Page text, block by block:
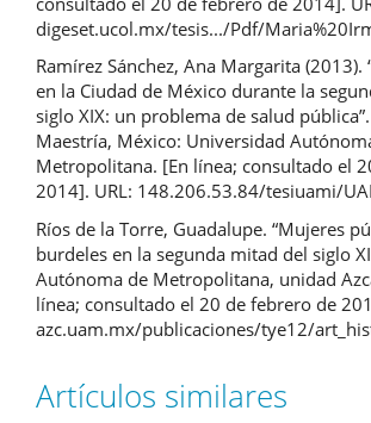
digeset.ucol.mx/tesis.../Pdf/
Ramírez Sánchez, Ana Margarita (2013).
en la Ciudad de México durante la
siglo XIX: un problema de salud
Maestría, México: Universidad
Metropolitana. [En línea; consultado el
2014]. URL: 148.206.53.84/tesiuami/
Ríos de la Torre, Guadalupe. “Mujeres
burdeles en la segunda mitad del siglo
Autónoma de Metropolitana, unidad
línea; consultado el 20 de febrero de
azc.uam.mx/publicaciones/tye12/
Artículos similares